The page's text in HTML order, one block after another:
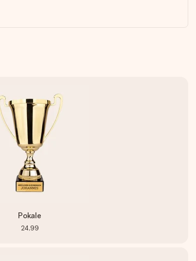
Pokale
24,99